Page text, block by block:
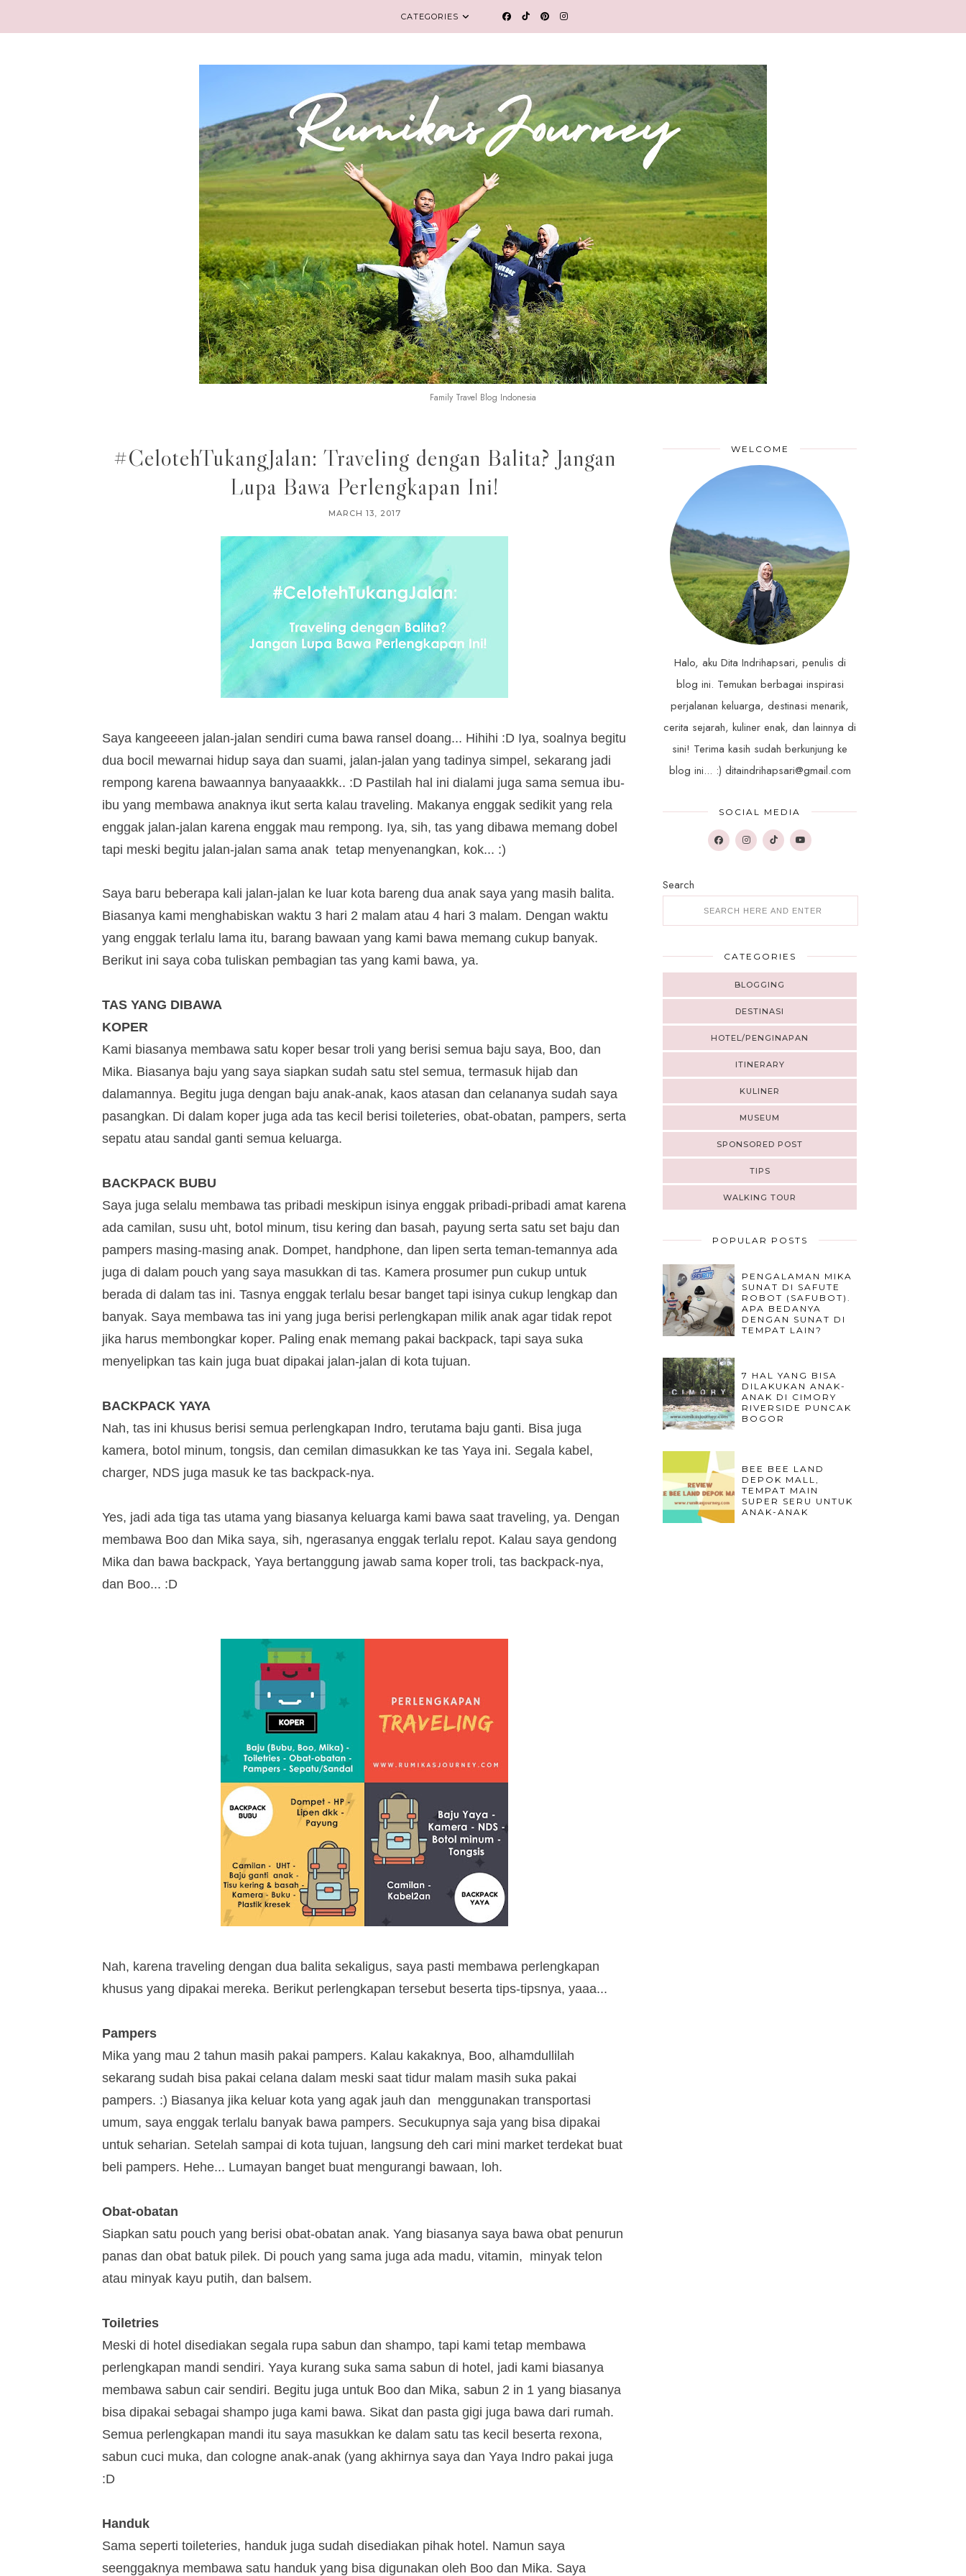
CATEGORIES
Family Travel Blog Indonesia
#CelotehTukangJalan: Traveling dengan Balita? Jangan
Lupa Bawa Perlengkapan Ini!
MARCH 13, 2017
Saya kangeeeen jalan-jalan sendiri cuma bawa ransel doang... Hihihi :D Iya, soalnya begitu
dua bocil mewarnai hidup saya dan suami, jalan-jalan yang tadinya simpel, sekarang jadi
rempong karena bawaannya banyaaakkk.. :D Pastilah hal ini dialami juga sama semua ibu-
ibu yang membawa anaknya ikut serta kalau traveling. Makanya enggak sedikit yang rela
enggak jalan-jalan karena enggak mau rempong. Iya, sih, tas yang dibawa memang dobel
tapi meski begitu jalan-jalan sama anak tetap menyenangkan, kok... :)
Saya baru beberapa kali jalan-jalan ke luar kota bareng dua anak saya yang masih balita.
Biasanya kami menghabiskan waktu 3 hari 2 malam atau 4 hari 3 malam. Dengan waktu
yang enggak terlalu lama itu, barang bawaan yang kami bawa memang cukup banyak.
Berikut ini saya coba tuliskan pembagian tas yang kami bawa, ya.
TAS YANG DIBAWA
KOPER
Kami biasanya membawa satu koper besar troli yang berisi semua baju saya, Boo, dan
Mika. Biasanya baju yang saya siapkan sudah satu stel semua, termasuk hijab dan
dalamannya. Begitu juga dengan baju anak-anak, kaos atasan dan celananya sudah saya
pasangkan. Di dalam koper juga ada tas kecil berisi toileteries, obat-obatan, pampers, serta
sepatu atau sandal ganti semua keluarga.
BACKPACK BUBU
Saya juga selalu membawa tas pribadi meskipun isinya enggak pribadi-pribadi amat karena
ada camilan, susu uht, botol minum, tisu kering dan basah, payung serta satu set baju dan
pampers masing-masing anak. Dompet, handphone, dan lipen serta teman-temannya ada
juga di dalam pouch yang saya masukkan di tas. Kamera prosumer pun cukup untuk
berada di dalam tas ini. Tasnya enggak terlalu besar banget tapi isinya cukup lengkap dan
banyak. Saya membawa tas ini yang juga berisi perlengkapan milik anak agar tidak repot
jika harus membongkar koper. Paling enak memang pakai backpack, tapi saya suka
menyelipkan tas kain juga buat dipakai jalan-jalan di kota tujuan.
BACKPACK YAYA
Nah, tas ini khusus berisi semua perlengkapan Indro, terutama baju ganti. Bisa juga
kamera, botol minum, tongsis, dan cemilan dimasukkan ke tas Yaya ini. Segala kabel,
charger, NDS juga masuk ke tas backpack-nya.
Yes, jadi ada tiga tas utama yang biasanya keluarga kami bawa saat traveling, ya. Dengan
membawa Boo dan Mika saya, sih, ngerasanya enggak terlalu repot. Kalau saya gendong
Mika dan bawa backpack, Yaya bertanggung jawab sama koper troli, tas backpack-nya,
dan Boo... :D
Nah, karena traveling dengan dua balita sekaligus, saya pasti membawa perlengkapan
khusus yang dipakai mereka. Berikut perlengkapan tersebut beserta tips-tipsnya, yaaa...
Pampers
Mika yang mau 2 tahun masih pakai pampers. Kalau kakaknya, Boo, alhamdullilah
sekarang sudah bisa pakai celana dalam meski saat tidur malam masih suka pakai
pampers. :) Biasanya jika keluar kota yang agak jauh dan menggunakan transportasi
umum, saya enggak terlalu banyak bawa pampers. Secukupnya saja yang bisa dipakai
untuk seharian. Setelah sampai di kota tujuan, langsung deh cari mini market terdekat buat
beli pampers. Hehe... Lumayan banget buat mengurangi bawaan, loh.
Obat-obatan
Siapkan satu pouch yang berisi obat-obatan anak. Yang biasanya saya bawa obat penurun
panas dan obat batuk pilek. Di pouch yang sama juga ada madu, vitamin, minyak telon
atau minyak kayu putih, dan balsem.
Toiletries
Meski di hotel disediakan segala rupa sabun dan shampo, tapi kami tetap membawa
perlengkapan mandi sendiri. Yaya kurang suka sama sabun di hotel, jadi kami biasanya
membawa sabun cair sendiri. Begitu juga untuk Boo dan Mika, sabun 2 in 1 yang biasanya
bisa dipakai sebagai shampo juga kami bawa. Sikat dan pasta gigi juga bawa dari rumah.
Semua perlengkapan mandi itu saya masukkan ke dalam satu tas kecil beserta rexona,
sabun cuci muka, dan cologne anak-anak (yang akhirnya saya dan Yaya Indro pakai juga
:D
Handuk
Sama seperti toileteries, handuk juga sudah disediakan pihak hotel. Namun saya
seenggaknya membawa satu handuk yang bisa digunakan oleh Boo dan Mika. Saya
WELCOME
Halo, aku Dita Indrihapsari, penulis di
blog ini. Temukan berbagai inspirasi
perjalanan keluarga, destinasi menarik,
cerita sejarah, kuliner enak, dan lainnya di
sini! Terima kasih sudah berkunjung ke
blog ini... :) ditaindrihapsari@gmail.com
SOCIAL MEDIA
Search
CATEGORIES
BLOGGING
DESTINASI
HOTEL/PENGINAPAN
ITINERARY
KULINER
MUSEUM
SPONSORED POST
TIPS
WALKING TOUR
POPULAR POSTS
PENGALAMAN MIKA
SUNAT DI SAFUTE
ROBOT (SAFUBOT).
APA BEDANYA
DENGAN SUNAT DI
TEMPAT LAIN?
7 HAL YANG BISA
DILAKUKAN ANAK-
ANAK DI CIMORY
RIVERSIDE PUNCAK
BOGOR
BEE BEE LAND
DEPOK MALL,
TEMPAT MAIN
SUPER SERU UNTUK
ANAK-ANAK